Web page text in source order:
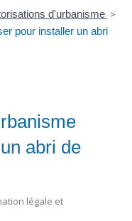
d'urbanisme >
pour installer un abri
abri de
légale et